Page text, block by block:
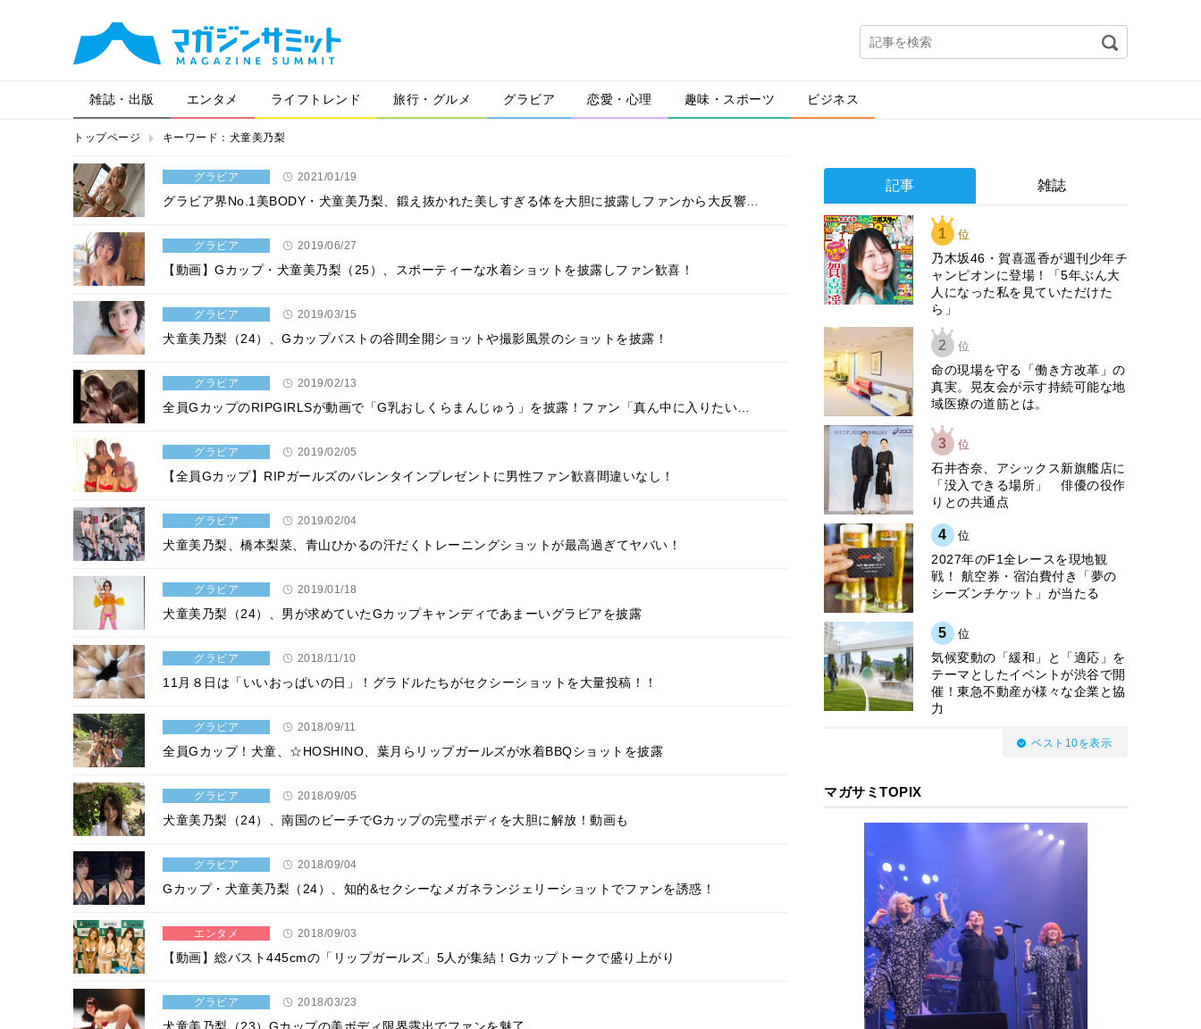
雑誌・出版 エンタメ ライフトレンド 旅行・グルメ グラビア 恋愛・心理 趣味・スポーツ ビジネス
トップページ キーワード：犬童美乃梨
グラビア 2021/01/19
グラビア界No.1美BODY・犬童美乃梨、鍛え抜かれた美しすぎる体を大胆に披露しファンから大反響…
グラビア 2019/06/27
【動画】Gカップ・犬童美乃梨（25）、スポーティーな水着ショットを披露しファン歓喜！
グラビア 2019/03/15
犬童美乃梨（24）、Gカップバストの谷間全開ショットや撮影風景のショットを披露！
グラビア 2019/02/13
全員GカップのRIPGIRLSが動画で「G乳おしくらまんじゅう」を披露！ファン「真ん中に入りたい…
グラビア 2019/02/05
【全員Gカップ】RIPガールズのバレンタインプレゼントに男性ファン歓喜間違いなし！
グラビア 2019/02/04
犬童美乃梨、橋本梨菜、青山ひかるの汗だくトレーニングショットが最高過ぎてヤバい！
グラビア 2019/01/18
犬童美乃梨（24）、男が求めていたGカップキャンディであまーいグラビアを披露
グラビア 2018/11/10
11月８日は「いいおっぱいの日」！グラドルたちがセクシーショットを大量投稿！！
グラビア 2018/09/11
全員Gカップ！犬童、☆HOSHINO、葉月らリップガールズが水着BBQショットを披露
グラビア 2018/09/05
犬童美乃梨（24）、南国のビーチでGカップの完璧ボディを大胆に解放！動画も
グラビア 2018/09/04
Gカップ・犬童美乃梨（24）、知的&セクシーなメガネランジェリーショットでファンを誘惑！
エンタメ 2018/09/03
【動画】総バスト445cmの「リップガールズ」5人が集結！Gカップトークで盛り上がり
グラビア 2018/03/23
記事 雑誌
1 位
乃木坂46・賀喜遥香が週刊少年チ
ャンピオンに登場！「5年ぶん大
人になった私を見ていただけた
ら」
2 位
​命の現場を守る「働き方改革」の
真実。晃友会が示す持続可能な地
域医療の道筋とは。
3 位
石井杏奈、アシックス新旗艦店に
「没入できる場所」 俳優の役作
りとの共通点
4 位
2027年のF1全レースを現地観
戦！ 航空券・宿泊費付き「夢の
シーズンチケット」が当たる
5 位
気候変動の「緩和」と「適応」を
テーマとしたイベントが渋谷で開
催！東急不動産が様々な企業と協
力
ベスト10を表示
マガサミTOPIX